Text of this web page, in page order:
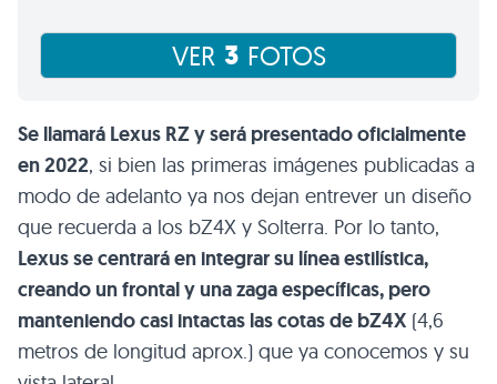
VER 3 FOTOS
Se llamará Lexus RZ y será presentado oficialmente
en 2022, si bien las primeras imágenes publicadas a
modo de adelanto ya nos dejan entrever un diseño
que recuerda a los bZ4X y Solterra. Por lo tanto,
Lexus se centrará en integrar su línea estilística,
creando un frontal y una zaga específicas, pero
manteniendo casi intactas las cotas de bZ4X (4,6
metros de longitud aprox.) que ya conocemos y su